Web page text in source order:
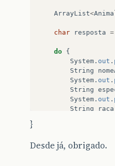
ArrayList<
char resposta =
do {
System . out .
String
System . out .
String
System . out .
String
raca
char
sexo
}
Desde já, obrigado.